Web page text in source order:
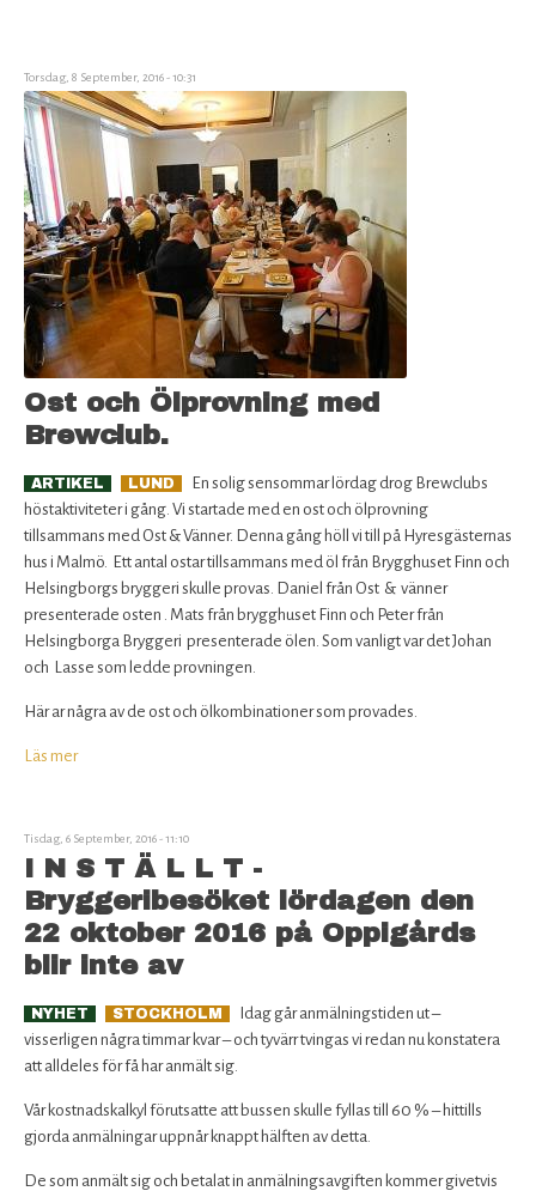
Torsdag, 8 September, 2016 - 10:31
Ost och Ölprovning med
Brewclub.
ARTIKEL LUND
En solig sensommar lördag drog Brewclubs
höstaktiviteter i gång. Vi startade med en ost och ölprovning
tillsammans med Ost & Vänner. Denna gång höll vi till på Hyresgästernas
hus i Malmö. Ett antal ostar tillsammans med öl från Brygghuset Finn och
Helsingborgs bryggeri skulle provas. Daniel från Ost & vänner
presenterade osten . Mats från brygghuset Finn och Peter från
Helsingborga Bryggeri presenterade ölen. Som vanligt var det Johan
och Lasse som ledde provningen.
Här ar några av de ost och ölkombinationer som provades.
Läs merom
Ölprovning
med
Brewclub.
Tisdag, 6 September, 2016 - 11:10
I N S T Ä L L T -
Bryggeribesöket lördagen den
22 oktober 2016 på Oppigårds
blir inte av
NYHET STOCKHOLM
Idag går anmälningstiden ut –
visserligen några timmar kvar – och tyvärr tvingas vi redan nu konstatera
att alldeles för få har anmält sig.
Vår kostnadskalkyl förutsatte att bussen skulle fyllas till 60 % – hittills
gjorda anmälningar uppnår knappt hälften av detta.
De som anmält sig och betalat in anmälningsavgiften kommer givetvis